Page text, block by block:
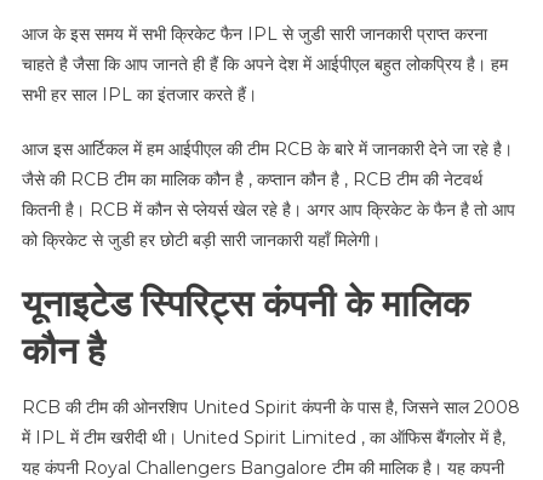
बैंगलोर
टीम
में
पूरी
जानकारी
आज के इस समय में सभी क्रिकेट फैन IPL से जुडी सारी जानकारी प्राप्त करना
चाहते है जैसा कि आप जानते ही हैं कि अपने देश में आईपीएल बहुत लोकप्रिय है। हम
सभी हर साल IPL का इंतजार करते हैं।
आज इस आर्टिकल में हम आईपीएल की टीम RCB के बारे में जानकारी देने जा रहे है।
जैसे की RCB टीम का मालिक कौन है , कप्तान कौन है , RCB टीम की नेटवर्थ
कितनी है। RCB में कौन से प्लेयर्स खेल रहे है। अगर आप क्रिकेट के फैन है तो आप
को क्रिकेट से जुडी हर छोटी बड़ी सारी जानकारी यहाँ मिलेगी।
यूनाइटेड स्पिरिट्स कंपनी के मालिक
कौन है
RCB की टीम की ओनरशिप United Spirit कंपनी के पास है, जिसने साल 2008
में IPL में टीम खरीदी थी। United Spirit Limited , का ऑफिस बैंगलोर में है,
यह कंपनी Royal Challengers Bangalore टीम की मालिक है। यह कपनी